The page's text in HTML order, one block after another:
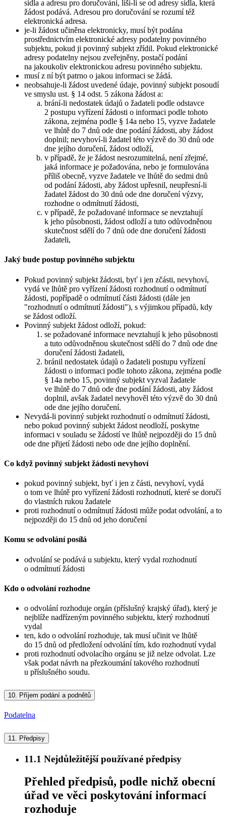
sídla a adresu pro doručování, liší-li se od adresy sídla, která
žádost podává. Adresou pro doručování se rozumí též
elektronická adresa.
je-li žádost učiněna elektronicky, musí být podána
prostřednictvím elektronické adresy podatelny povinného
subjektu, pokud ji povinný subjekt zřídil. Pokud elektronické
adresy podatelny nejsou zveřejněny, postačí podání
na jakoukoliv elektronickou adresu povinného subjektu.
musí z ní být patrno o jakou informaci se žádá.
neobsahuje-li žádost uvedené údaje, povinný subjekt posoudí
ve smyslu ust. § 14 odst. 5 zákona žádost a:
brání-li nedostatek údajů o žadateli podle odstavce
2 postupu vyřízení žádosti o informaci podle tohoto
zákona, zejména podle § 14a nebo 15, vyzve žadatele
ve lhůtě do 7 dnů ode dne podání žádosti, aby žádost
doplnil; nevyhoví-li žadatel této výzvě do 30 dnů ode
dne jejího doručení, žádost odloží,
v případě, že je žádost nesrozumitelná, není zřejmé,
jaká informace je požadována, nebo je formulována
příliš obecně, vyzve žadatele ve lhůtě do sedmi dnů
od podání žádosti, aby žádost upřesnil, neupřesní-li
žadatel žádost do 30 dnů ode dne doručení výzvy,
rozhodne o odmítnutí žádosti,
v případě, že požadované informace se nevztahují
k jeho působnosti, žádost odloží a tuto odůvodněnou
skutečnost sdělí do 7 dnů ode dne doručení žádosti
žadateli,
Jaký bude postup povinného subjektu
Pokud povinný subjekt žádosti, byť i jen zčásti, nevyhoví,
vydá ve lhůtě pro vyřízení žádosti rozhodnutí o odmítnutí
žádosti, popřípadě o odmítnutí části žádosti (dále jen
"rozhodnutí o odmítnutí žádosti"), s výjimkou případů, kdy
se žádost odloží.
Povinný subjekt žádost odloží, pokud:
se požadované informace nevztahují k jeho působnosti
a tuto odůvodněnou skutečnost sdělí do 7 dnů ode dne
doručení žádosti žadateli,
bránil nedostatek údajů o žadateli postupu vyřízení
žádosti o informaci podle tohoto zákona, zejména podle
§ 14a nebo 15, povinný subjekt vyzval žadatele
ve lhůtě do 7 dnů ode dne podání žádosti, aby žádost
doplnil, avšak žadatel nevyhověl této výzvě do 30 dnů
ode dne jejího doručení.
Nevydá-li povinný subjekt rozhodnutí o odmítnutí žádosti,
nebo pokud povinný subjekt žádost neodloží, poskytne
informaci v souladu se žádostí ve lhůtě nejpozději do 15 dnů
ode dne přijetí žádosti nebo ode dne jejího doplnění.
Co když povinný subjekt žádosti nevyhoví
pokud povinný subjekt, byť i jen z části, nevyhoví, vydá
o tom ve lhůtě pro vyřízení žádosti rozhodnutí, které se doručí
do vlastních rukou žadatele
proti rozhodnutí o odmítnutí žádosti může podat odvolání, a to
nejpozději do 15 dnů od jeho doručení
Komu se odvolání posílá
odvolání se podává u subjektu, který vydal rozhodnutí
o odmítnutí žádosti
Kdo o odvolání rozhodne
o odvolání rozhoduje orgán (příslušný krajský úřad), který je
nejblíže nadřízeným povinného subjektu, který rozhodnutí
vydal
ten, kdo o odvolání rozhoduje, tak musí učinit ve lhůtě
do 15 dnů od předložení odvolání tím, kdo rozhodnutí vydal
proti rozhodnutí odvolacího orgánu se již nelze odvolat. Lze
však podat návrh na přezkoumání takového rozhodnutí
u příslušného soudu.
10. Příjem podání a podnětů
Podatelna
11. Předpisy
11.1 Nejdůležitější používané předpisy
Přehled předpisů, podle nichž obecní
úřad ve věci poskytování informací
rozhoduje